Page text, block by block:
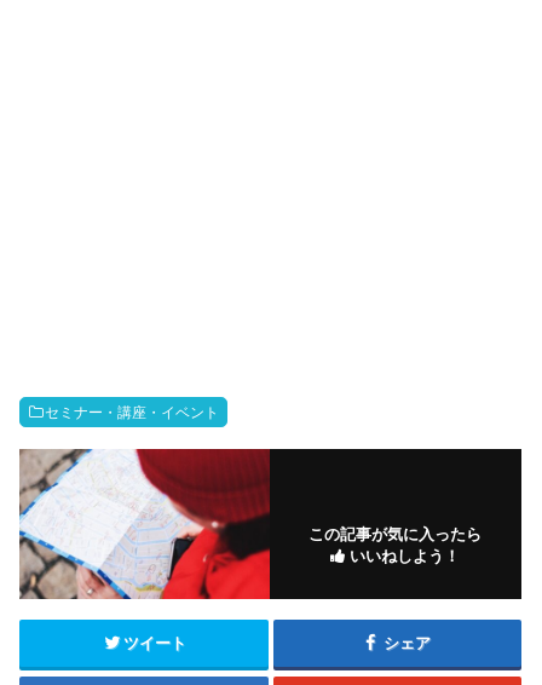
セミナー・講座・イベント
この記事が気に入ったら
いいねしよう！
ツイート シェア